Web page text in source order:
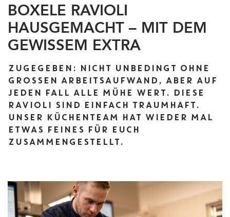
IT EN DE
BOXELE RAVIOLI
HAUSGEMACHT – MIT DEM
GEWISSEM EXTRA
ZUGEGEBEN: NICHT UNBEDINGT OHNE
GROSSEN ARBEITSAUFWAND, ABER AUF J
EDEN FALL ALLE MÜHE WERT. DIESE R
AVIOLI SIND EINFACH TRAUMHAFT. U
NSER KÜCHENTEAM HAT WIEDER MAL E
TWAS FEINES FÜR EUCH Z
USAMMENGESTELLT.